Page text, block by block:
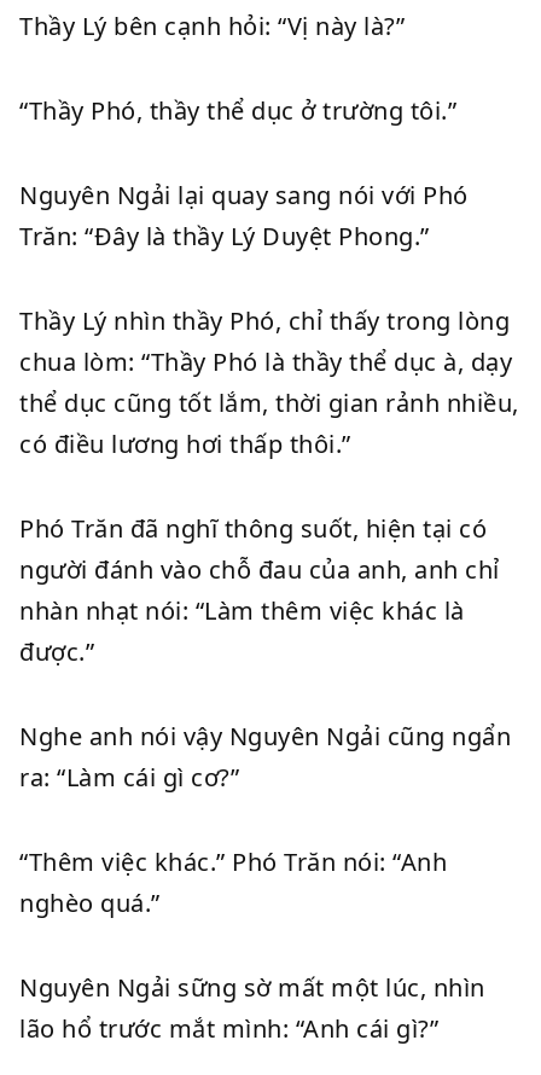
Thầy Lý bên cạnh hỏi: “Vị này là?”
“Thầy Phó, thầy thể dục ở trường tôi.”
Nguyên Ngải lại quay sang nói với Phó
Trăn: “Đây là thầy Lý Duyệt Phong.”
Thầy Lý nhìn thầy Phó, chỉ thấy trong lòng
chua lòm: “Thầy Phó là thầy thể dục à, dạy
thể dục cũng tốt lắm, thời gian rảnh nhiều,
có điều lương hơi thấp thôi.”
Phó Trăn đã nghĩ thông suốt, hiện tại có
người đánh vào chỗ đau của anh, anh chỉ
nhàn nhạt nói: “Làm thêm việc khác là
được.”
Nghe anh nói vậy Nguyên Ngải cũng ngẩn
ra: “Làm cái gì cơ?”
“Thêm việc khác.” Phó Trăn nói: “Anh
nghèo quá.”
Nguyên Ngải sững sờ mất một lúc, nhìn
lão hổ trước mắt mình: “Anh cái gì?”